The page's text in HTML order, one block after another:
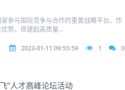
参与国际竞争与合作的重要战略平台。作
势，搭建起高质量...
2023-01-11 09:55:59 1 0
”人才高峰论坛活动